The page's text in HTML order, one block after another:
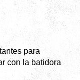
para
con la batidora